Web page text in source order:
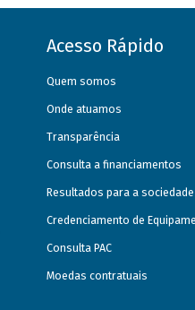
Acesso Rápido
Quem somos
Onde atuamos
Transparência
Consulta a financiamentos
Resultados para a sociedade
Credenciamento de
Consulta PAC
Moedas contratuais